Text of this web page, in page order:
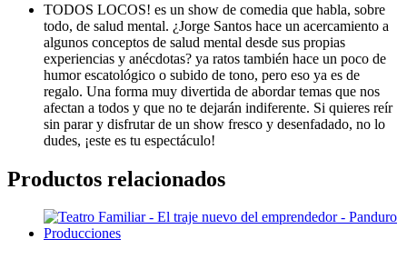
TODOS LOCOS! es un show de comedia que habla, sobre
todo, de salud mental. ¿Jorge Santos hace un acercamiento a
algunos conceptos de salud mental desde sus propias
experiencias y anécdotas? ya ratos también hace un poco de
humor escatológico o subido de tono, pero eso ya es de
regalo. Una forma muy divertida de abordar temas que nos
afectan a todos y que no te dejarán indiferente. Si quieres reír
sin parar y disfrutar de un show fresco y desenfadado, no lo
dudes, ¡este es tu espectáculo!
Productos relacionados